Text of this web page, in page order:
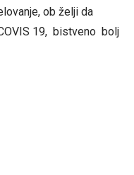
ob želji da
19, bistveno bolj